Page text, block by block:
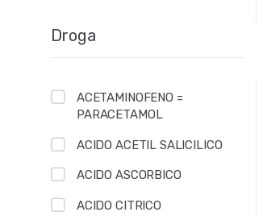
Droga
ACETAMINOFENO =
PARACETAMOL
ACIDO ACETIL SALICILICO
ACIDO ASCORBICO
ACIDO CITRICO